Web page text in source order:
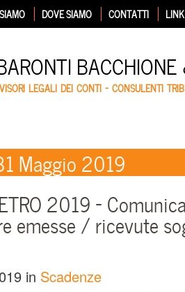
DOVE SIAMO CONTATTI LINK
LEGALI DEI CONTI – CONSULENTI
Maggio 2019
2019 –
emesse / ricevute
in Scadenze